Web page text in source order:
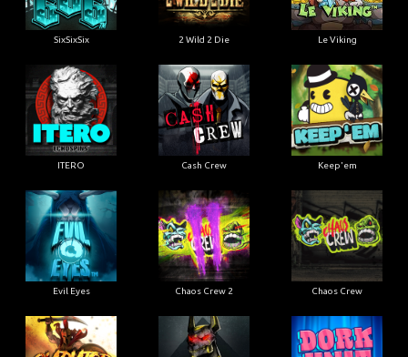
SixSixSix 2 Wild 2 Die Le Viking
ITERO Cash Crew Keep'em
Evil Eyes Chaos Crew 2 Chaos Crew